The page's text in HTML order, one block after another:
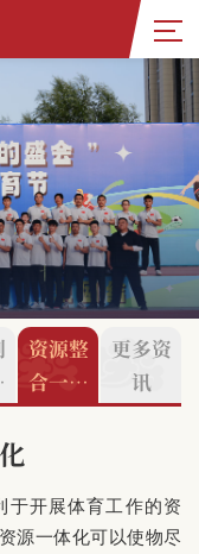
资源整
合一体
化
更多资
讯
于开展体育工作的资
源一体化可以使物尽